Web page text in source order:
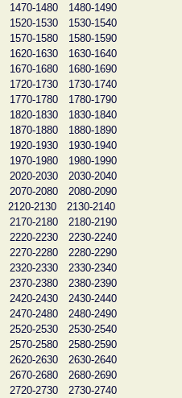
1470-1480
1480-1490
1520-1530
1530-1540
1570-1580
1580-1590
1620-1630
1630-1640
1670-1680
1680-1690
1720-1730
1730-1740
1770-1780
1780-1790
1820-1830
1830-1840
1870-1880
1880-1890
1920-1930
1930-1940
1970-1980
1980-1990
2020-2030
2030-2040
2070-2080
2080-2090
2120-2130
2130-2140
2170-2180
2180-2190
2220-2230
2230-2240
2270-2280
2280-2290
2320-2330
2330-2340
2370-2380
2380-2390
2420-2430
2430-2440
2470-2480
2480-2490
2520-2530
2530-2540
2570-2580
2580-2590
2620-2630
2630-2640
2670-2680
2680-2690
2720-2730 2730-2740